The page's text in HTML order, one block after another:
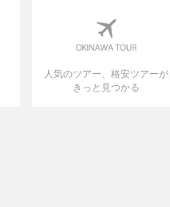
人気のツアー、格安ツアーが
きっと見つかる